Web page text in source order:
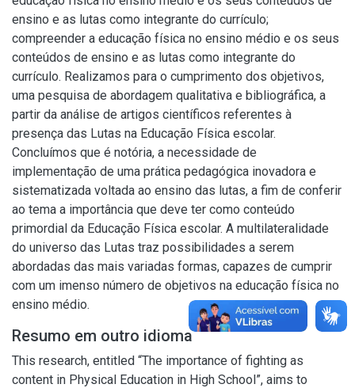
ensino e as lutas como integrante do currículo;
compreender a educação física no ensino médio e os seus
conteúdos de ensino e as lutas como integrante do
currículo. Realizamos para o cumprimento dos objetivos,
uma pesquisa de abordagem qualitativa e bibliográfica, a
partir da análise de artigos científicos referentes à
presença das Lutas na Educação Física escolar.
Concluímos que é notória, a necessidade de
implementação de uma prática pedagógica inovadora e
sistematizada voltada ao ensino das lutas, a fim de conferir
ao tema a importância que deve ter como conteúdo
primordial da Educação Física escolar. A multilateralidade
do universo das Lutas traz possibilidades a serem
abordadas das mais variadas formas, capazes de cumprir
com um imenso número de objetivos na educação física no
ensino médio.
Resumo em outro idioma
This research, entitled “The importance of fighting as
content in Physical Education in High School”, aims to